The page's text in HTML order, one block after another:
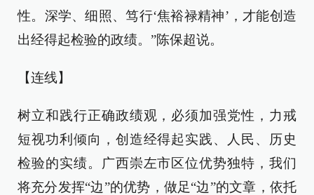
性。深学、细照、笃行‘焦裕禄精神’，才能创造
出经得起检验的政绩。”陈保超说。
【连线】
树立和践行正确政绩观，必须加强党性，力戒
短视功利倾向，创造经得起实践、人民、历史
检验的实绩。广西崇左市区位优势独特，我们
将充分发挥“边”的优势，做足“边”的文章，依托